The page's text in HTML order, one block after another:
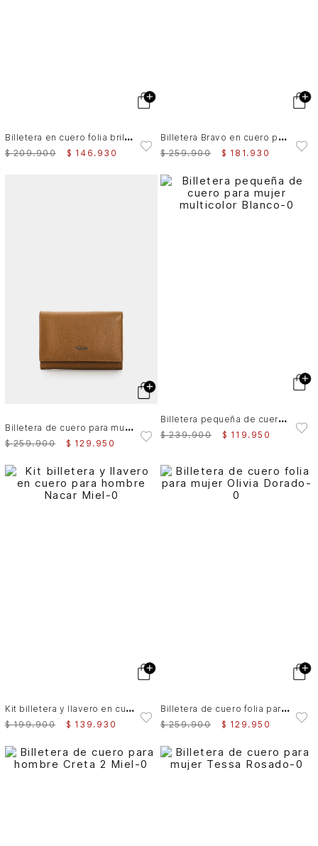
B
illetera en cuero folia brillante para mujer Olivia
$ 209.900 $ 146 . 930
B
illetera Bravo en cuero para mujer
$ 259.900 $ 181 . 930
B
illetera de cuero para mujer Tessa
$ 259.900 $ 129 . 950
B
illetera pequeña de cuero para mujer multicolor
$ 239.900 $ 119 . 950
K
it billetera y llavero en cuero para hombre Nacar
$ 199.900 $ 139 . 930
B
illetera de cuero folia para mujer Olivia
$ 259.900 $ 129 . 950